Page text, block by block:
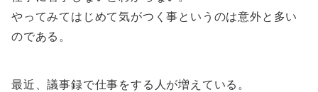
やってみてはじめて気がつく事というのは意外と多い
のである。
最近、議事録で仕事をする人が増えている。